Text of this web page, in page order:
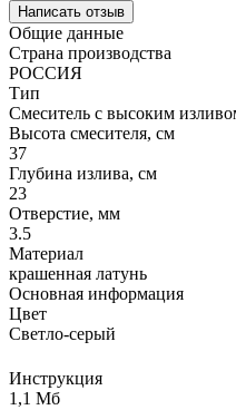
Написать отзыв
Общие данные
Страна производства
РОССИЯ
Тип
Смеситель с высоким
Высота смесителя, см
37
Глубина излива, см
23
Отверстие, мм
3.5
Материал
крашенная латунь
Основная информация
Цвет
Светло-серый
Инструкция
1,1 Мб